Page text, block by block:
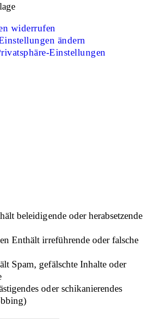
widerrufen
ändern
Einstellungen
beleidigende oder herabsetzende
Enthält irreführende oder falsche
Spam, gefälschte Inhalte oder
oder schikanierendes